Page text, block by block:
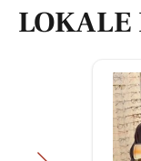
LOKALE